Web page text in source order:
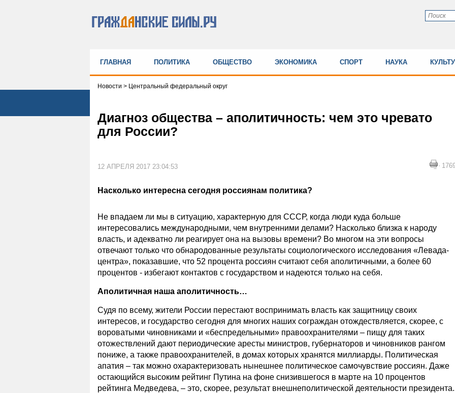
ГЛАВНАЯ ПОЛИТИКА ОБЩЕСТВО ЭКОНОМИКА СПОРТ НАУКА
Новости > Центральный федеральный округ
Диагноз общества – аполитичность: чем это чревато
для России?
12 АПРЕЛЯ 2017 23:04:53
Насколько интересна сегодня россиянам политика?
Не впадаем ли мы в ситуацию, характерную для СССР, когда люди куда больше
интересовались международными, чем внутренними делами? Насколько близка к народу
власть, и адекватно ли реагирует она на вызовы времени? Во многом на эти вопросы
отвечают только что обнародованные результаты социологического исследования «Левада-
центра», показавшие, что 52 процента россиян считают себя аполитичными, а более 60
процентов - избегают контактов с государством и надеются только на себя.
Аполитичная наша аполитичность…
Судя по всему, жители России перестают воспринимать власть как защитницу своих
интересов, и государство сегодня для многих наших сограждан отождествляется, скорее, с
вороватыми чиновниками и «беспредельными» правоохранителями – пищу для таких
отожествлений дают периодические аресты министров, губернаторов и чиновников рангом
пониже, а также правоохранителей, в домах которых хранятся миллиарды. Политическая
апатия – так можно охарактеризовать нынешнее политическое самочувствие россиян. Даже
остающийся высоким рейтинг Путина на фоне снизившегося в марте на 10 процентов
рейтинга Медведева, – это, скорее, результат внешнеполитической деятельности президента.